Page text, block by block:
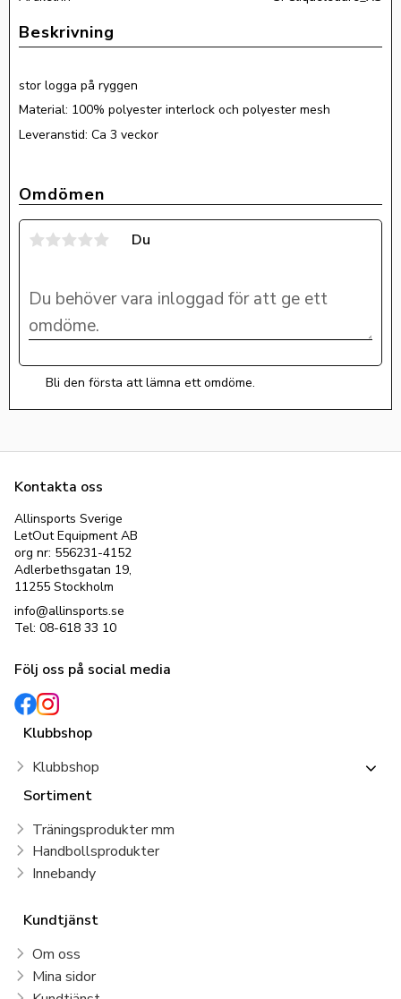
stor logga på ryggen
Material: 100% polyester interlock och polyester mesh
Leveranstid: Ca 3 veckor
Omdömen
Du
Bli den första att lämna ett omdöme.
Kontakta oss
Allinsports Sverige
LetOut Equipment AB
org nr: 556231-4152
Adlerbethsgatan 19,
11255 Stockholm
info@allinsports.se
Tel: 08-618 33 10
Följ oss på social media
Klubbshop
Klubbshop
Sortiment
Träningsprodukter mm
Handbollsprodukter
Innebandy
Kundtjänst
Om oss
Mina sidor